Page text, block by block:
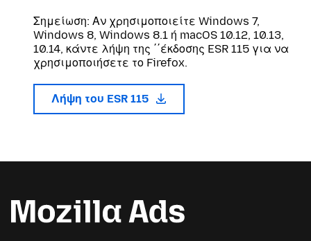
Σημείωση: Αν χρησιμοποιείτε Windows 7,
Windows 8, Windows 8.1 ή macOS 10.12, 10.13,
10.14, κάντε λήψη της ΄΄έκδοσης ESR 115 για να
χρησιμοποιήσετε το Firefox.
Λήψη του ESR 115